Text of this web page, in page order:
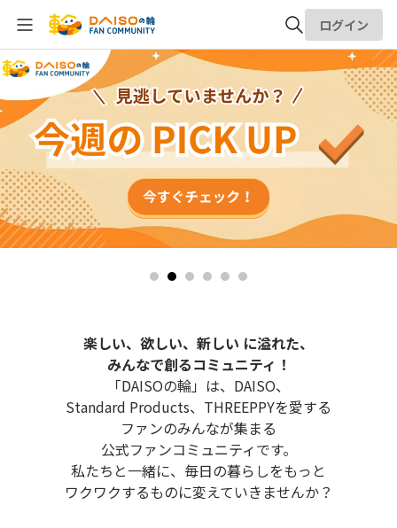
全体検索
検索
ログイン